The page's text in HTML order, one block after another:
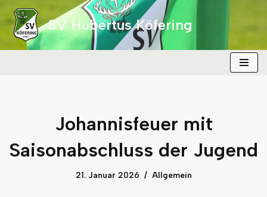
Zum
Inhalt
SV Hubertus Köfering
Johannisfeuer mit
Saisonabschluss der Jugend
21. Januar 2026 Allgemein